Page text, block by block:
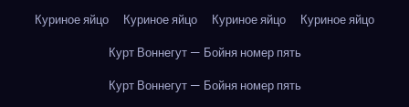
Куриное яйцо
Куриное яйцо Куриное яйцо
Куриное яйцо
Курт Воннегут — Бойня номер пять
Курт Воннегут — Бойня номер пять